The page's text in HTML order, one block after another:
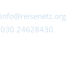
info@reisenetz.org
030 24628430